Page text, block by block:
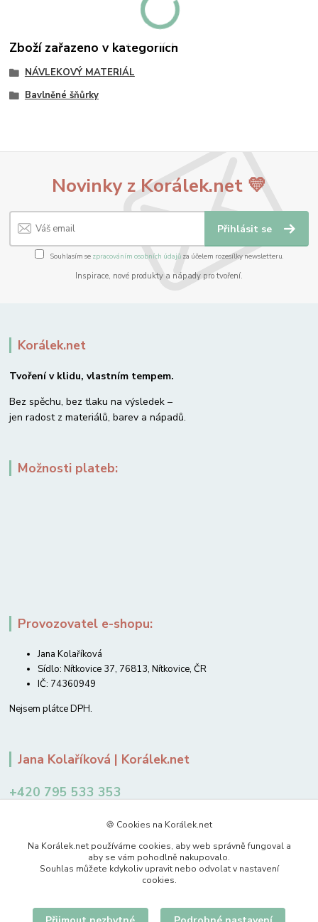
Zboží zařazeno v kategoriích
NÁVLEKOVÝ MATERIÁL
Bavlněné šňůrky
Novinky z Korálek.net 💛
Přihlásit se
Souhlasím se zpracováním osobních údajůza účelem rozesílky newsletteru.
Inspirace, nové produkty a nápady pro tvoření.
Korálek.net
Tvoření v klidu, vlastním tempem.
Bez spěchu, bez tlaku na výsledek –
jen radost z materiálů, barev a nápadů.
Možnosti plateb:
Provozovatel e-shopu:
Jana Kolaříková
Sídlo: Nítkovice 37, 76813, Nítkovice, ČR
IČ: 74360949
Nejsem plátce DPH.
Jana Kolaříková | Korálek.net
+420 795 533 353
🍪 Cookies na Korálek.net
Na Korálek.net používáme cookies, aby web správně fungoval a
aby se vám pohodlně nakupovalo.
Souhlas můžete kdykoliv upravit nebo odvolat v nastavení
cookies.